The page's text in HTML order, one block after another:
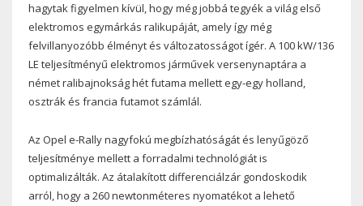
hagytak figyelmen kívül, hogy még jobbá tegyék a világ első
elektromos egymárkás ralikupáját, amely így még
felvillanyozóbb élményt és változatosságot ígér. A 100 kW/136
LE teljesítményű elektromos járművek versenynaptára a
német ralibajnokság hét futama mellett egy-egy holland,
osztrák és francia futamot számlál.
Az Opel e-Rally nagyfokú megbízhatóságát és lenyűgöző
teljesítménye mellett a forradalmi technológiát is
optimalizálták. Az átalakított differenciálzár gondoskodik
arról, hogy a 260 newtonméteres nyomatékot a lehető